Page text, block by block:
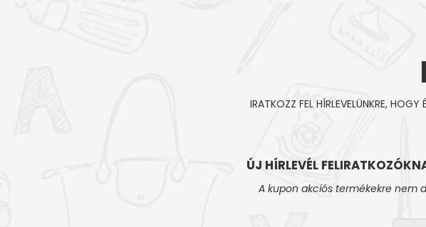
IRATKOZZ FEL HÍRLEVELÜNKRE,
ÚJ HÍRLEVÉL
A kupon akciós termékekre nem